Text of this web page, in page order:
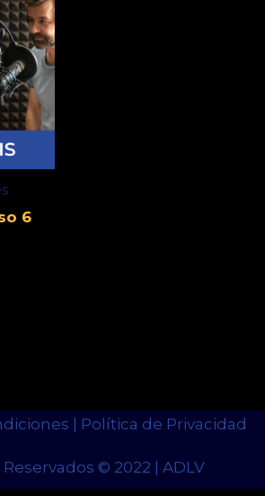
6
| Política de Privacidad
© 2022 | ADLV